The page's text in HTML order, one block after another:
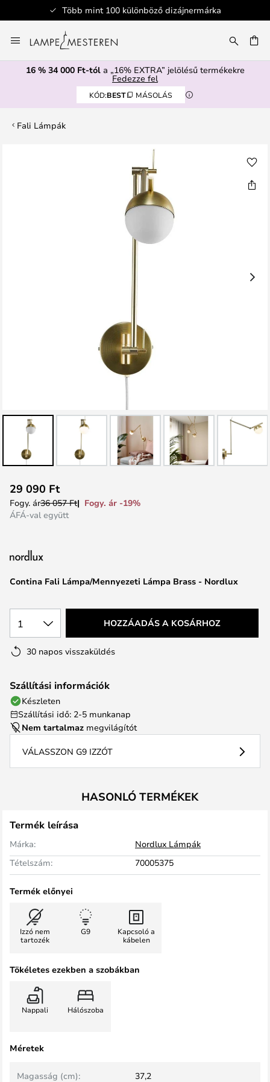
Több mint 100 különböző dizájnermárka
a
tartalomhoz
16 % 34 000 Ft-tóla „16% EXTRA” jelölésű termékekre
Fedezze fel
KÓD:BEST MÁSOLÁS
Fali Lámpák
képgaléria
Contina Fali Lámpa/Mennyezeti Lámpa Brass - Nordlux
29 090 Ft
Fogy. ár36 057 Ft
Fogy. ár -19%
ÁFÁ-val együtt
1 HOZZÁADÁS A KOSÁRHOZ
30 napos visszaküldés
Szállítási információk
Készleten
Szállítási idő: 2-5 munkanap
Nem tartalmaz megvilágítót
VÁLASSZON G9 IZZÓT
HASONLÓ TERMÉKEK
Termék leírása
Márka:
Nordlux Lámpák
Tételszám:
70005375
Termék előnyei
Izzó nem
tartozék
G9
Kapcsoló a
kábelen
Tökéletes ezekben a szobákban
Nappali Hálószoba
Méretek
Magasság (cm): 37,2